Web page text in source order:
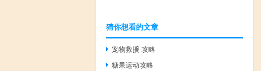
猜你想看的文章
宠物救援 攻略
糖果运动攻略